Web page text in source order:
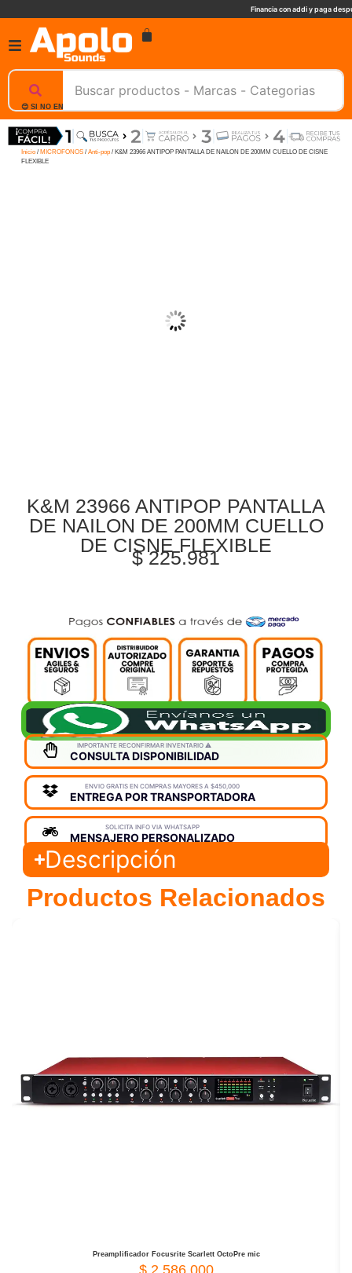
Financia con addi y paga
😊 SI NO ENCUENTRAS UN PRODUCTO, NOSOTROS TE AYUDAMOS, ESCRIBENOS. 📲
Inicio/ MICROFONOS/ Anti-pop/ K&M 23966 ANTIPOP PANTALLA DE NAILON DE 200MM CUELLO DE CISNE
FLEXIBLE
K&M 23966 ANTIPOP PANTALLA
DE NAILON DE 200MM CUELLO
DE CISNE FLEXIBLE
$225.981
IMPORTANTE RECONFIRMAR INVENTARIO ⚠️
CONSULTA DISPONIBILIDAD
ENVIO GRATIS EN COMPRAS MAYORES A $450,000
ENTREGA POR TRANSPORTADORA
SOLICITA INFO VIA WHATSAPP
MENSAJERO PERSONALIZADO
Descripción
Productos Relacionados
Preamplificador Focusrite Scarlett OctoPre mic